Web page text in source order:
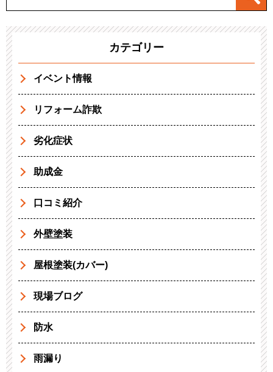
カテゴリー
イベント情報
リフォーム詐欺
劣化症状
助成金
口コミ紹介
外壁塗装
屋根塗装(カバー)
現場ブログ
防水
雨漏り